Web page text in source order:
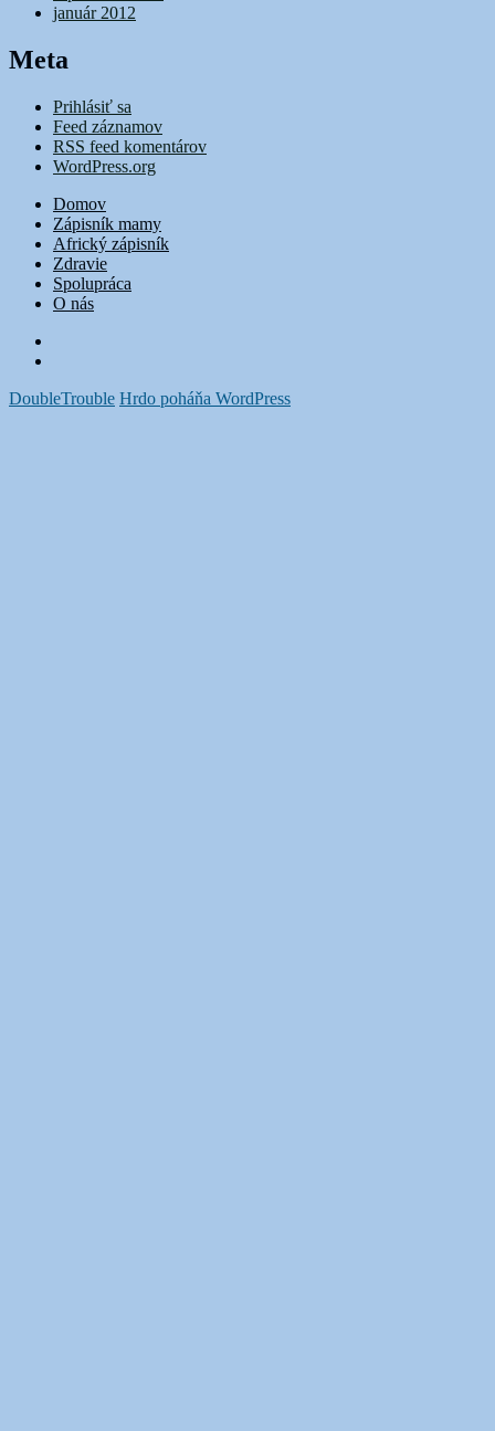
január 2012
Meta
Prihlásiť sa
Feed záznamov
RSS feed komentárov
WordPress.org
Domov
Zápisník mamy
Africký zápisník
Zdravie
Spolupráca
O nás
DoubleTrouble Hrdo poháňa WordPress